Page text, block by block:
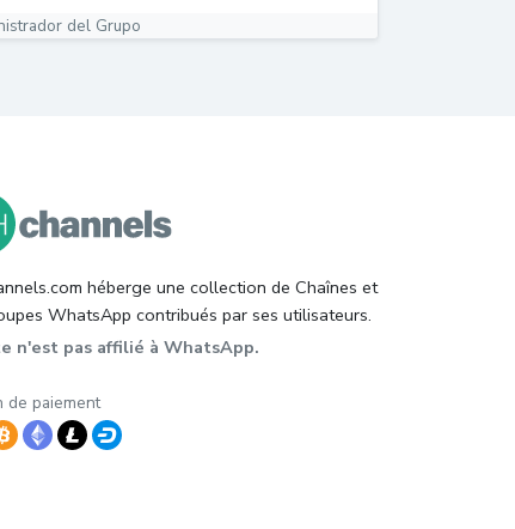
del Grupo
héberge une collection de Chaînes et
WhatsApp contribués par ses utilisateurs.
n'est pas affilié à WhatsApp.
de paiement